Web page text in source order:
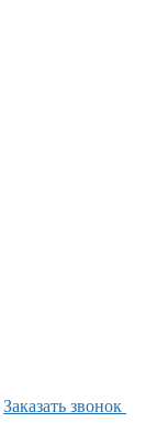
Заказать звонок